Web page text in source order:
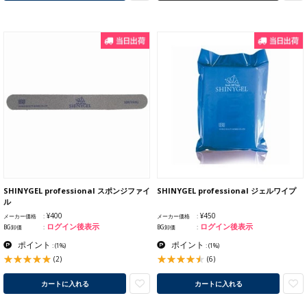
SHINYGEL professional スポンジファイ
ル
メーカー価格 ¥400
BG卸価 ログイン後表示
ポイント :(1%)
(2)
カートに入れる
SHINYGEL professional ジェルワイプ
メーカー価格 ¥450
BG卸価 ログイン後表示
ポイント :(1%)
(6)
カートに入れる